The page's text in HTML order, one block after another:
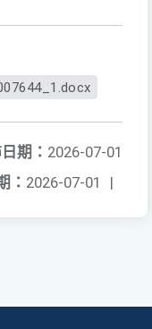
期： 2026-07-01
： 2026-07-01 |